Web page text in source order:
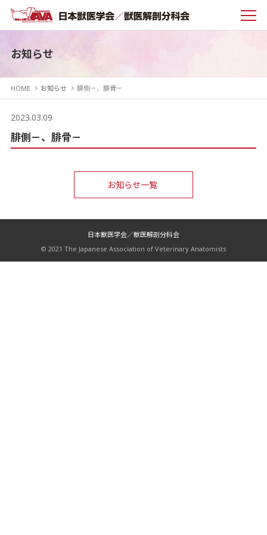
お知らせ
HOME お知らせ 腓側－、腓骨－
2023.03.09
腓側－、腓骨－
お知らせ一覧
日本獣医学会／獣医解剖分科会
© 2021 The Japanese Association of Veterinary Anatomists